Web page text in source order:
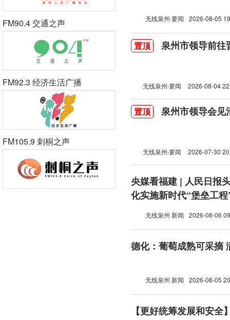
FM90.4 交通之声
FM92.3 经济生活广播
FM105.9 刺桐之声
无线泉州·要闻 2026-08-05
置顶 泉州市领导前往
无线泉州·要闻 2026-08-04
置顶 泉州市领导会见
无线泉州·要闻 2026-07-30
央媒看福建 | 人民日报
化实施新时代“堡垒工程
无线泉州 新闻 2026-08-06
德化：葡萄成熟可采摘
无线泉州 新闻 2026-08-05
【更好统筹发展和安全